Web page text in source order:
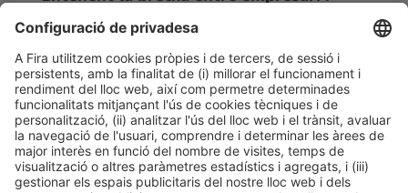
treballador
Dj 26
10:10h - 10:30h
Talk Stage 2 - The Horeca Hub
Accés lliure
LLegir més